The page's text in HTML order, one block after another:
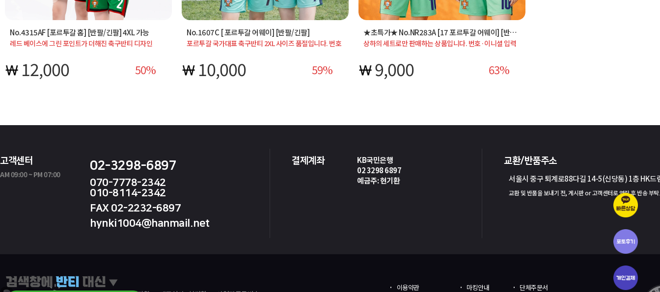
No.4315AF [포르투갈 홈] [반팔/긴팔] 4XL 가능
레드 베이스에 그린 포인트가 더해진 축구반티 디자인
있습니다. 반팔/긴팔 선택 가능, 4XL까지 제작 가능하며
등번호 마킹 및 단체 인쇄 맞춤 주문을 지원합니다.
12,000 50
No.1607C [ 포르투갈 어웨이] [반팔/긴팔]
포르투갈 국가대표 축구반티 2XL 사이즈 품절입니다. 번호
10,000 59
★초특가★ No.NR283A [17 포르투갈 어웨이] [반팔/긴팔]
상하의 세트로만 판매하는 상품입니다. 번호·이니셜 입력
9,000 63
고객센터
AM 09:00 ~ PM 07:00
02-3298-6897
070-7778-2342
010-8114-2342
FAX 02-2232-6897
hynki1004@hanmail.net
결제계좌
KB국민은행
02 3298 6897
예금주: 현기환
교환/반품주소
서울시 중구 퇴계로88다길 14-5(신당동) 1층 HK드
교환 및 반품을 보내기 전, 게시판 or 고객센터로 연락 후 반송 부
이용약관 마킹안내 단체주문서